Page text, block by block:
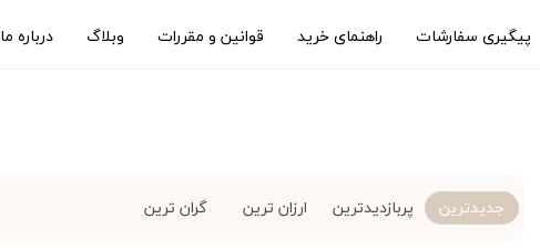
پیگیری سفارشات راهنمای خرید قوانین و مقررات وبلاگ درباره ما
جدیدترین پربازدیدترین ارزان ترین گران ترین